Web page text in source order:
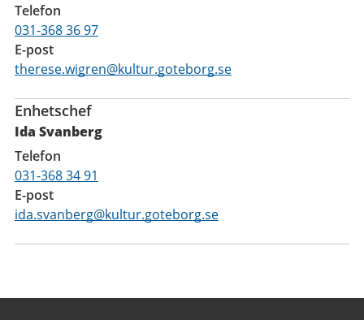
Telefon
031-368 36 97
E-post
therese.wigren@kultur.goteborg.se
Enhetschef
Ida Svanberg
Telefon
031-368 34 91
E-post
ida.svanberg@kultur.goteborg.se